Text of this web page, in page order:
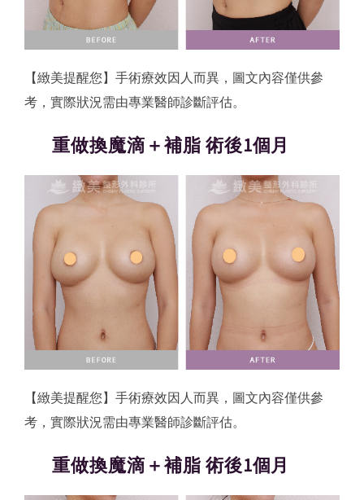
【緻美提醒您】手術療效因人而異，圖文內容僅供參
考，實際狀況需由專業醫師診斷評估。
重做換魔滴＋補脂 術後1個月
【緻美提醒您】手術療效因人而異，圖文內容僅供參
考，實際狀況需由專業醫師診斷評估。
重做換魔滴＋補脂 術後1個月